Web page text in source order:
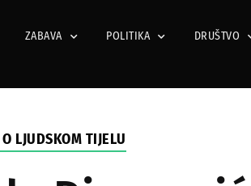
ZABAVA POLITIKA DRUŠTVO
LJUDSKOM TIJELU